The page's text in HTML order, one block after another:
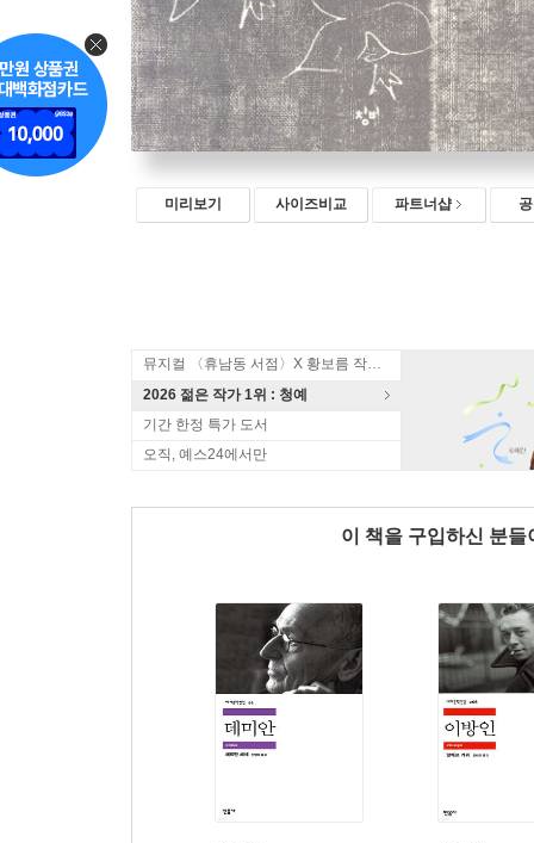
미리보기 사이즈비교 파트너샵
뮤지컬 〈휴남동 서점〉X 황보름 작가 북토크
2026 젊은 작가 1위 : 청예
기간 한정 특가 도서
오직, 예스24에서만
이 책을 구입하신 분